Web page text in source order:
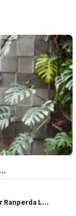
Ranperda L…